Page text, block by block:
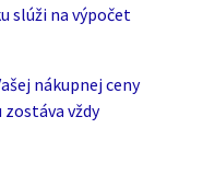
slúži na výpočet
nákupnej ceny
vždy